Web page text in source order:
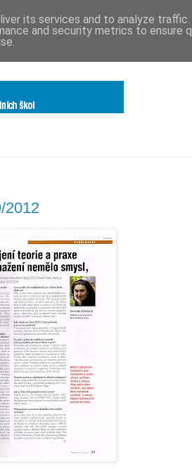
2012
its services and to analyze traffic.
and security metrics to ensure